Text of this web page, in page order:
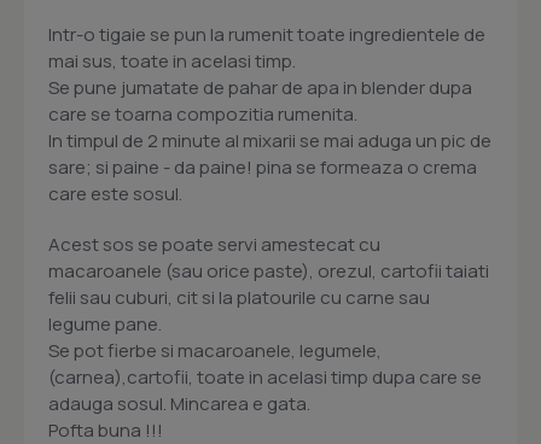
Intr-o tigaie se pun la rumenit toate ingredientele de
mai sus, toate in acelasi timp.
Se pune jumatate de pahar de apa in blender dupa
care se toarna compozitia rumenita.
In timpul de 2 minute al mixarii se mai aduga un pic de
sare; si paine - da paine! pina se formeaza o crema
care este sosul.
Acest sos se poate servi amestecat cu
macaroanele (sau orice paste), orezul, cartofii taiati
felii sau cuburi, cit si la platourile cu carne sau
legume pane.
Se pot fierbe si macaroanele, legumele,
(carnea),cartofii, toate in acelasi timp dupa care se
adauga sosul. Mincarea e gata.
Pofta buna !!!